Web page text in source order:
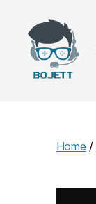
Home /